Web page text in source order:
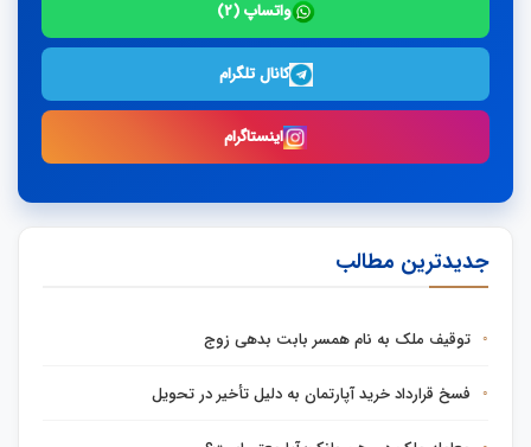
واتساپ (۲)
کانال تلگرام
اینستاگرام
جدیدترین مطالب
توقیف ملک به نام همسر بابت بدهی زوج
فسخ قرارداد خرید آپارتمان به دلیل تأخیر در تحویل